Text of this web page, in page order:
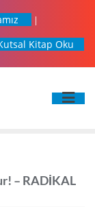
Kitap Oku
– RADİKAL